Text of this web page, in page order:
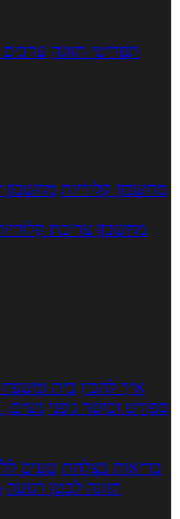
תפריטי תזונה ערכים
מחשבון קלוריות מחשבון
מחשבון צריכת
איך להכין בית
ספורט וכושר גופני נשים,
בריאות בצלחת טעים
תזונה לבטן רגועה